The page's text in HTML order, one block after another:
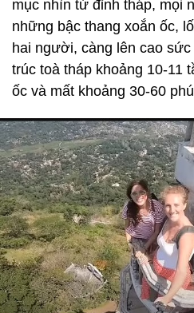
mục nhìn từ đỉnh tháp, mọi
những bậc thang xoắn ốc,
hai người, càng lên cao
trúc toà tháp khoảng 10-11
ốc và mất khoảng 30-60